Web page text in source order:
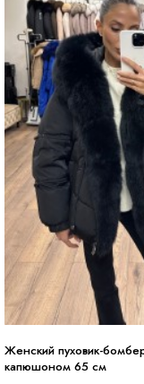
Женский пуховик-
капюшоном 65 см